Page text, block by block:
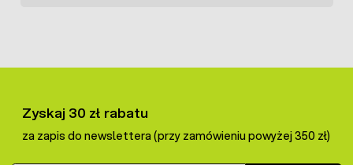
Zyskaj 30 zł rabatu
za zapis do newslettera (przy zamówieniu powyżej 350 zł)